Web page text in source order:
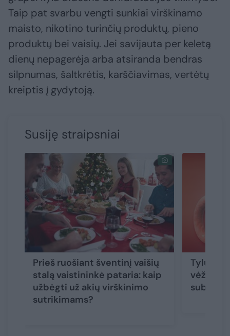
Taip pat svarbu vengti sunkiai virškinamo
maisto, nikotino turinčių produktų, pieno
produktų bei vaisių. Jei savijauta per keletą
dienų nepagerėja arba atsiranda bendras
silpnumas, šaltkrėtis, karščiavimas, vertėtų
kreiptis į gydytoją.
Susiję straipsniai
Prieš ruošiant šventinį vaišių
stalą vaistininkė pataria: kaip
užbėgti už akių virškinimo
sutrikimams?
Tylusis
vėžys:
subtilūs